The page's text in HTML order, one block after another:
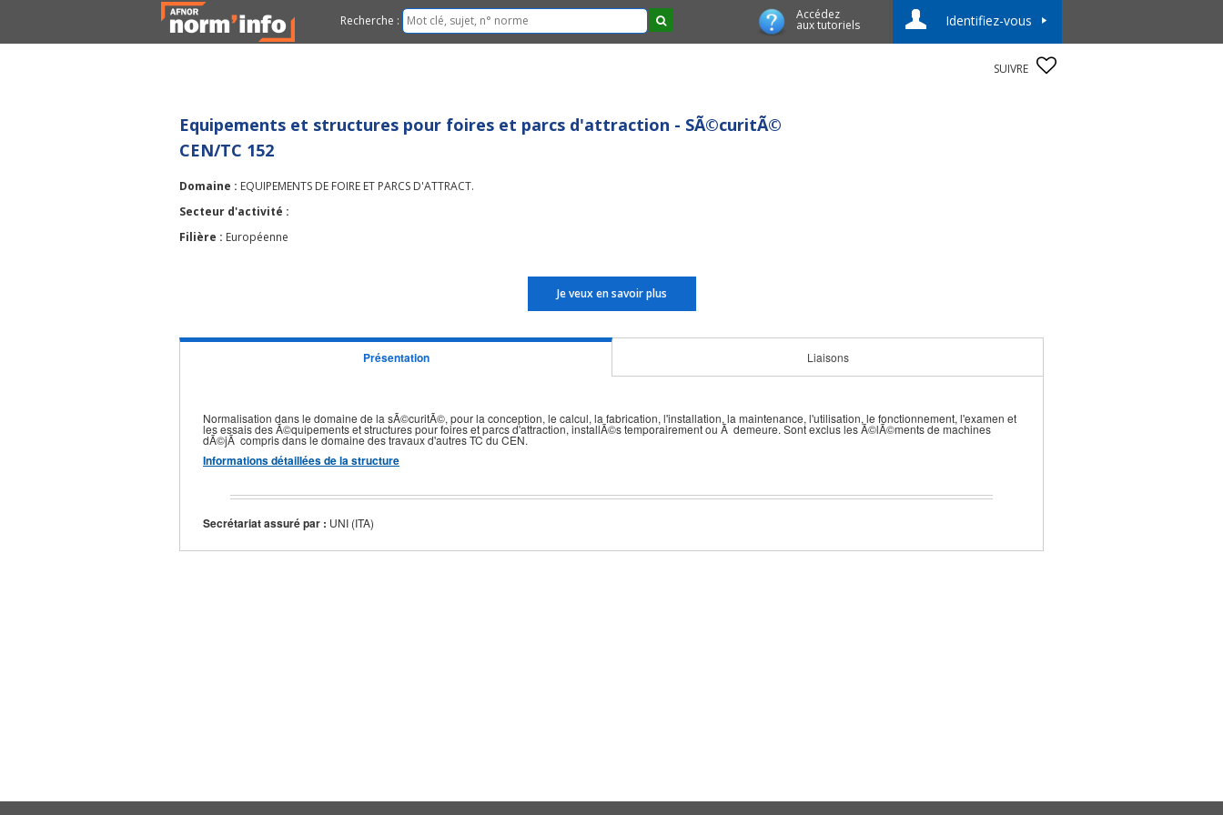
Recherche : Accédez
aux tutoriels Identifiez-vous
SUIVRE
Equipements et structures pour foires et parcs d'attraction - SÃ©curitÃ©
CEN/TC 152
Domaine : EQUIPEMENTS DE FOIRE ET PARCS D'ATTRACT.
Secteur d'activité :
Filière : Européenne
Je veux en savoir plus
Présentation Liaisons
Normalisation dans le domaine de la sÃ©curitÃ©, pour la conception, le calcul, la fabrication, l'installation, la maintenance, l'utilisation, le fonctionnement, l'examen et
les essais des Ã©quipements et structures pour foires et parcs d'attraction, installÃ©s temporairement ou Ã demeure. Sont exclus les Ã©lÃ©ments de machines
dÃ©jÃ compris dans le domaine des travaux d'autres TC du CEN.
Informations détaillées de la structure
Secrétariat assuré par : UNI (ITA)